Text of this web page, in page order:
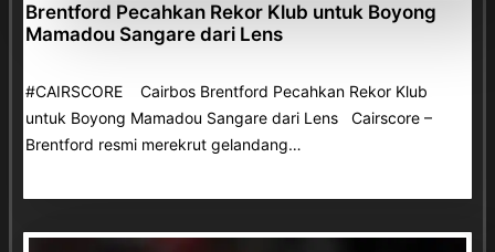
Brentford Pecahkan Rekor Klub untuk Boyong
Mamadou Sangare dari Lens
#CAIRSCORE Cairbos Brentford Pecahkan Rekor Klub
untuk Boyong Mamadou Sangare dari Lens Cairscore –
Brentford resmi merekrut gelandang…